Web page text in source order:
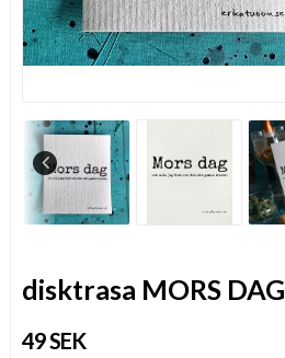
disktrasa MORS DAG
49 SEK